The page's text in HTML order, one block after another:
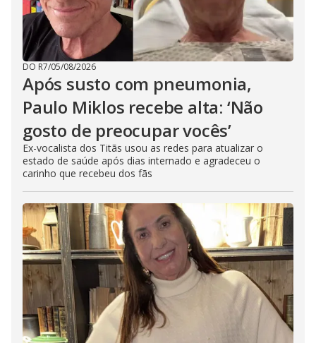
DO R7/05/08/2026
Após susto com pneumonia,
Paulo Miklos recebe alta: ‘Não
gosto de preocupar vocês’
Ex-vocalista dos Titãs usou as redes para atualizar o
estado de saúde após dias internado e agradeceu o
carinho que recebeu dos fãs